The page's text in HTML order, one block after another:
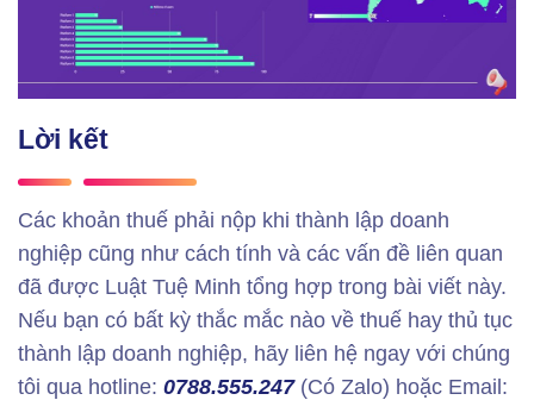
Lời kết
Các khoản thuế phải nộp khi thành lập doanh
nghiệp cũng như cách tính và các vấn đề liên quan
đã được Luật Tuệ Minh tổng hợp trong bài viết này.
Nếu bạn có bất kỳ thắc mắc nào về thuế hay thủ tục
thành lập doanh nghiệp, hãy liên hệ ngay với chúng
tôi qua hotline: 0788.555.247(Có Zalo) hoặc Email: